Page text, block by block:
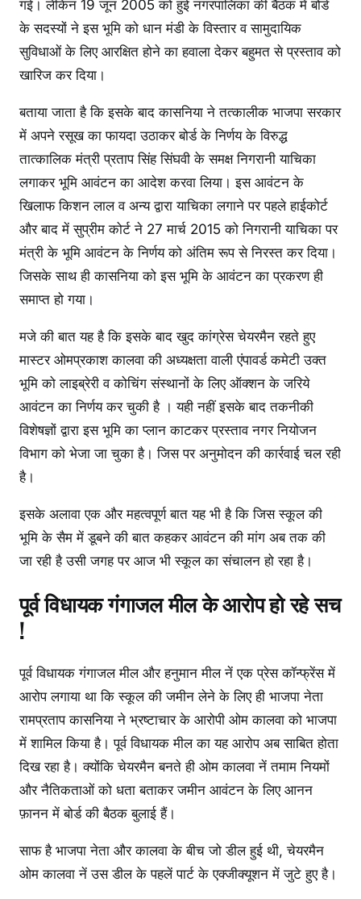
गई। लेकिन 19 जून 2005 को हुई नगरपालिका की बैठक में बोर्ड
के सदस्यों ने इस भूमि को धान मंडी के विस्तार व सामुदायिक
सुविधाओं के लिए आरक्षित होने का हवाला देकर बहुमत से प्रस्ताव को
खारिज कर दिया।
बताया जाता है कि इसके बाद कासनिया ने तत्कालीक भाजपा सरकार
में अपने रसूख का फायदा उठाकर बोर्ड के निर्णय के विरुद्ध
तात्कालिक मंत्री प्रताप सिंह सिंघवी के समक्ष निगरानी याचिका
लगाकर भूमि आवंटन का आदेश करवा लिया। इस आवंटन के
खिलाफ किशन लाल व अन्य द्वारा याचिका लगाने पर पहले हाईकोर्ट
और बाद में सुप्रीम कोर्ट ने 27 मार्च 2015 को निगरानी याचिका पर
मंत्री के भूमि आवंटन के निर्णय को अंतिम रूप से निरस्त कर दिया।
जिसके साथ ही कासनिया को इस भूमि के आवंटन का प्रकरण ही
समाप्त हो गया।
मजे की बात यह है कि इसके बाद खुद कांग्रेस चेयरमैन रहते हुए
मास्टर ओमप्रकाश कालवा की अध्यक्षता वाली एंपावर्ड कमेटी उक्त
भूमि को लाइब्रेरी व कोचिंग संस्थानों के लिए ऑक्शन के जरिये
आवंटन का निर्णय कर चुकी है । यही नहीं इसके बाद तकनीकी
विशेषज्ञों द्वारा इस भूमि का प्लान काटकर प्रस्ताव नगर नियोजन
विभाग को भेजा जा चुका है। जिस पर अनुमोदन की कार्रवाई चल रही
है।
इसके अलावा एक और महत्वपूर्ण बात यह भी है कि जिस स्कूल की
भूमि के सैम में डूबने की बात कहकर आवंटन की मांग अब तक की
जा रही है उसी जगह पर आज भी स्कूल का संचालन हो रहा है।
पूर्व विधायक गंगाजल मील के आरोप हो रहे सच
!
पूर्व विधायक गंगाजल मील और हनुमान मील नें एक प्रेस कॉन्फ्रेंस में
आरोप लगाया था कि स्कूल की जमीन लेने के लिए ही भाजपा नेता
रामप्रताप कासनिया ने भ्रष्टाचार के आरोपी ओम कालवा को भाजपा
में शामिल किया है। पूर्व विधायक मील का यह आरोप अब साबित होता
दिख रहा है। क्योंकि चेयरमैन बनते ही ओम कालवा नें तमाम नियमों
और नैतिकताओं को धता बताकर जमीन आवंटन के लिए आनन
फ़ानन में बोर्ड की बैठक बुलाई हैं।
साफ है भाजपा नेता और कालवा के बीच जो डील हुई थी, चेयरमैन
ओम कालवा नें उस डील के पहलें पार्ट के एक्जीक्यूशन में जुटे हुए है।